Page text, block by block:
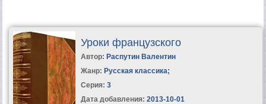
Уроки французского
Автор: Распутин Валентин
Жанр: Русская классика;
Серия: 3
Дата добавления: 2013-10-01